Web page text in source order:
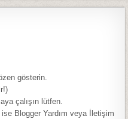
gösterin.
çalışın lütfen.
Blogger Yardım veya İletişim